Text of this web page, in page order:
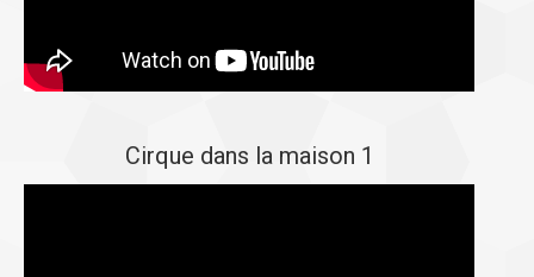
Cirque dans la maison 1